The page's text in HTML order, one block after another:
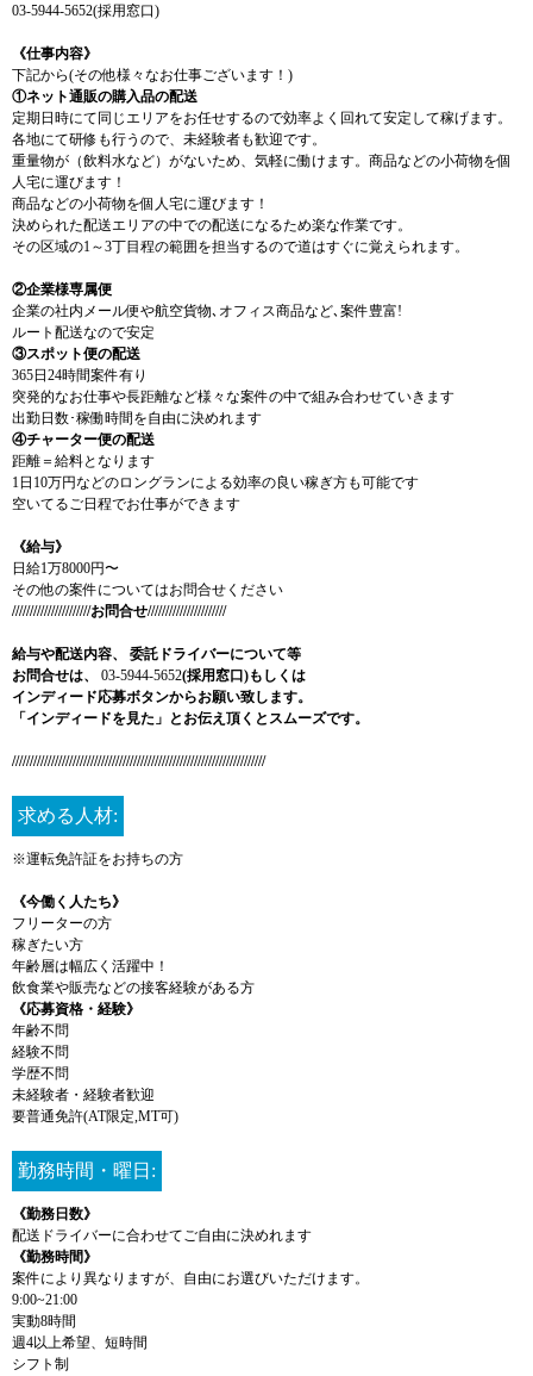
03-5944-5652(採用窓口)
《仕事内容》
下記から(その他様々なお仕事ございます！)
①ネット通販の購入品の配送
定期日時にて同じエリアをお任せするので効率よく回れて安定して稼げます。
各地にて研修も行うので、未経験者も歓迎です。
重量物が（飲料水など）がないため、気軽に働けます。商品などの小荷物を個
人宅に運びます！
商品などの小荷物を個人宅に運びます！
決められた配送エリアの中での配送になるため楽な作業です。
その区域の1～3丁目程の範囲を担当するので道はすぐに覚えられます。
②企業様専属便
企業の社内メール便や航空貨物､オフィス商品など､案件豊富!
ルート配送なので安定
③スポット便の配送
365日24時間案件有り
突発的なお仕事や長距離など様々な案件の中で組み合わせていきます
出勤日数･稼働時間を自由に決めれます
④チャーター便の配送
距離＝給料となります
1日10万円などのロングランによる効率の良い稼ぎ方も可能です
空いてるご日程でお仕事ができます
《給与》
日給1万8000円〜
その他の案件についてはお問合せください
//////////////////////お問合せ//////////////////////
給与や配送内容、
委託ドライバーについて等
お問合せは、
03-5944-5652(採用窓口)もしくは
インディード応募ボタンからお願い致します。
「インディードを見た」とお伝え頂くとスムーズです。
///////////////////////////////////////////////////////////////////////
求める人材:
※運転免許証をお持ちの方
《今働く人たち》
フリーターの方
稼ぎたい方
年齢層は幅広く活躍中！
飲食業や販売などの接客経験がある方
《応募資格・経験》
年齢不問
経験不問
学歴不問
未経験者・経験者歓迎
要普通免許(AT限定,MT可)
勤務時間・曜日:
《勤務日数》
配送ドライバーに合わせてご自由に決めれます
《勤務時間》
案件により異なりますが、自由にお選びいただけます。
9:00~21:00
実動8時間
週4以上希望、短時間
シフト制